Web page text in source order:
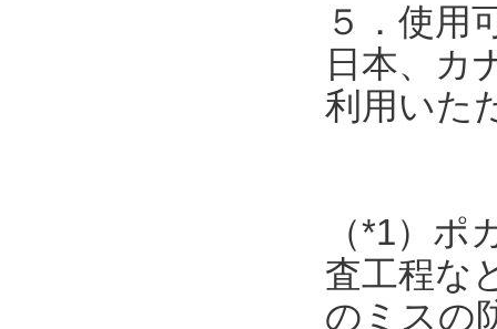
５．使用
日本、カ
利用いた
（*1）
査工程な
のミスの